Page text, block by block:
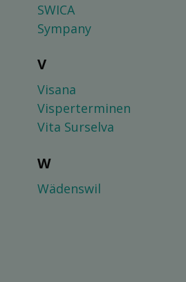
SWICA
Sympany
V
Visana
Visperterminen
Vita Surselva
W
Wädenswil